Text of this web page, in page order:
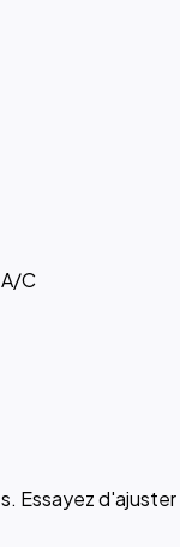
A/C
Essayez d'ajuster